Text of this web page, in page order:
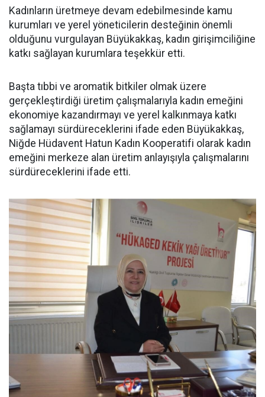
Kadınların üretmeye devam edebilmesinde kamu
kurumları ve yerel yöneticilerin desteğinin önemli
olduğunu vurgulayan Büyükakkaş, kadın girişimciliğine
katkı sağlayan kurumlara teşekkür etti.
Başta tıbbi ve aromatik bitkiler olmak üzere
gerçekleştirdiği üretim çalışmalarıyla kadın emeğini
ekonomiye kazandırmayı ve yerel kalkınmaya katkı
sağlamayı sürdüreceklerini ifade eden Büyükakkaş,
Niğde Hüdavent Hatun Kadın Kooperatifi olarak kadın
emeğini merkeze alan üretim anlayışıyla çalışmalarını
sürdüreceklerini ifade etti.